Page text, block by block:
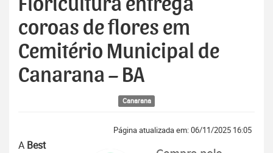
Floricultura entrega
coroas de flores em
Cemitério Municipal de
Canarana – BA
Canarana
Página atualizada em: 06/11/2025 16:05
A Best